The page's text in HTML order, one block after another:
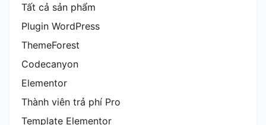
Tất cả sản phẩm
Plugin WordPress
ThemeForest
Codecanyon
Elementor
Thành viên trả phí Pro
Template Elementor